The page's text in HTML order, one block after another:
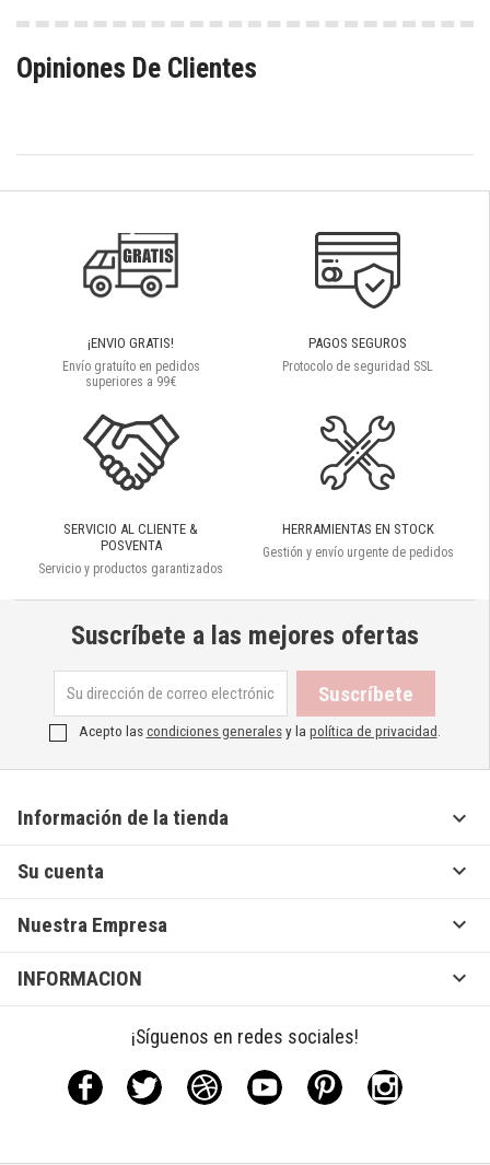
Opiniones De Clientes
¡ENVIO GRATIS!
Envío gratuíto en pedidos
superiores a 99€
PAGOS SEGUROS
Protocolo de seguridad SSL
SERVICIO AL CLIENTE &
POSVENTA
Servicio y productos garantizados
HERRAMIENTAS EN STOCK
Gestión y envío urgente de pedidos
Suscríbete a las mejores ofertas
Acepto lascondiciones generalesy la política de privacidad.
Información de la tienda 
Su cuenta 
Nuestra Empresa 
INFORMACION 
¡Síguenos en redes sociales!
Facebook Twitter Rss YouTubePinterestInstagram